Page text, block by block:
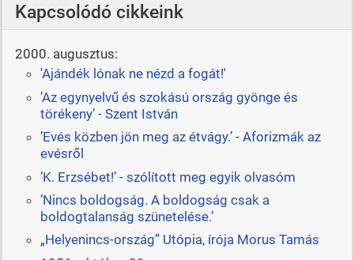
Kapcsolódó cikkeink
2000. augusztus:
'Ajándék lónak ne nézd a fogát!'
’Az egynyelvű és szokású ország gyönge és
törékeny’ - Szent István
’Evés közben jön meg az étvágy.’ - Aforizmák az
evésről
’K. Erzsébet!’ - szólított meg egyik olvasóm
’Nincs boldogság. A boldogság csak a
boldogtalanság szünetelése.’
„Helyenincs-ország” Utópia, írója Morus Tamás